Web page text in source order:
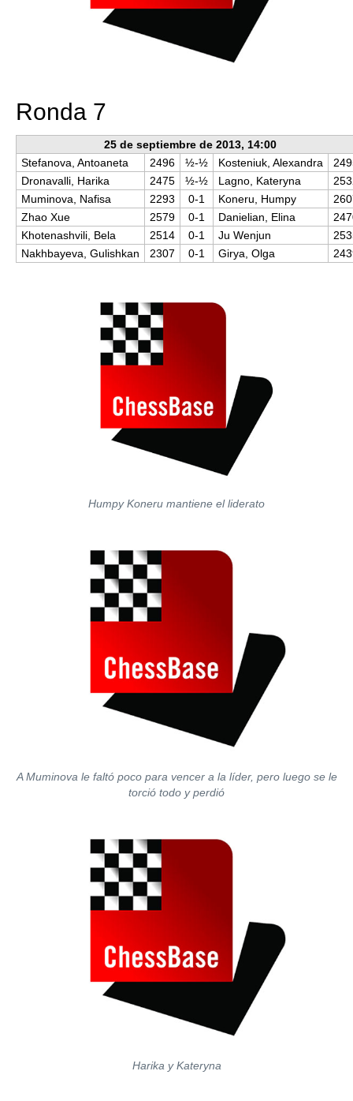
Ronda 7
25 de septiembre de 2013, 14:00
Stefanova, Antoaneta
2496 ½-½ Kosteniuk, Alexandra
Dronavalli, Harika
2475 ½-½ Lagno, Kateryna
Muminova, Nafisa
2293 0-1 Koneru, Humpy
Zhao Xue
2579 0-1 Danielian, Elina
Khotenashvili, Bela
2514 0-1 Ju Wenjun
Nakhbayeva, Gulishkan
2307 0-1 Girya, Olga
Humpy Koneru mantiene el liderato
A Muminova le faltó poco para vencer a la líder, pero luego se le
torció todo y perdió
Harika y Kateryna